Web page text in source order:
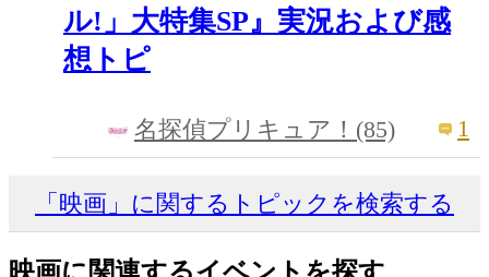
ル!」大特集SP』実況および感
想トピ
名探偵プリキュア！(85) 1
「映画」に関するトピックを検索する